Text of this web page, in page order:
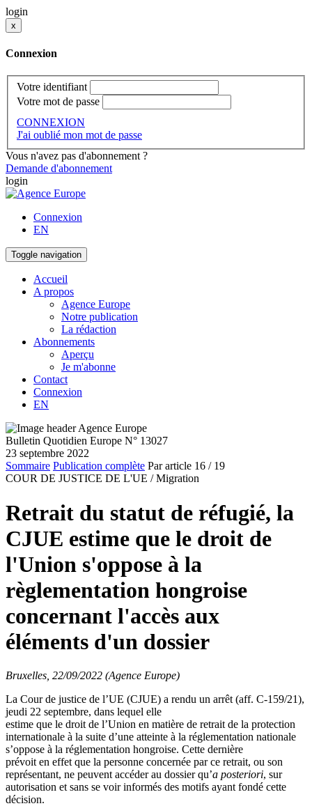
login
x
Connexion
Votre identifiant
Votre mot de passe
CONNEXION
J'ai oublié mon mot de passe
Vous n'avez pas d'abonnement ?
Demande d'abonnement
login
Connexion
EN
Toggle navigation
Accueil
A propos
Agence Europe
Notre publication
La rédaction
Abonnements
Aperçu
Je m'abonne
Contact
Connexion
EN
Bulletin Quotidien Europe N° 13027
23 septembre 2022
Sommaire Publication complète Par article 16 / 19
COUR DE JUSTICE DE L'UE / Migration
Retrait du statut de réfugié, la
CJUE estime que le droit de
l'Union s'oppose à la
règlementation hongroise
concernant l'accès aux
éléments d'un dossier
Bruxelles, 22/09/2022 (Agence Europe)
La Cour de justice de l’UE (CJUE) a rendu un arrêt (aff. C-159/21),
jeudi 22 septembre, dans lequel elle
estime que le droit de l’Union en matière de retrait de la protection
internationale à la suite d’une atteinte à la réglementation nationale
s’oppose à la réglementation hongroise. Cette dernière
prévoit en effet que la personne concernée par ce retrait, ou son
représentant, ne peuvent accéder au dossier qu’a posteriori, sur
autorisation et sans se voir informés des motifs ayant fondé cette
décision.